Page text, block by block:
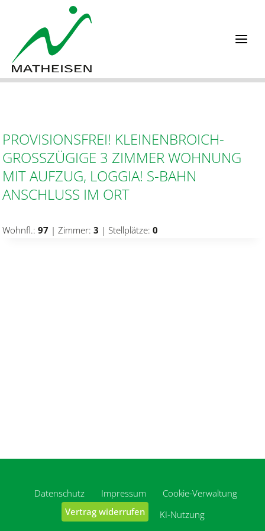
springen
PROVISIONSFREI! KLEINENBROICH-
GROSSZÜGIGE 3 ZIMMER WOHNUNG M
IT AUFZUG, LOGGIA! S-BAHN A
NSCHLUSS IM ORT
Wohnfl.: 97 | Zimmer: 3 | Stellplätze: 0
Datenschutz Impressum
Cookie-Verwaltung
Vertrag widerrufen
KI-Nutzung